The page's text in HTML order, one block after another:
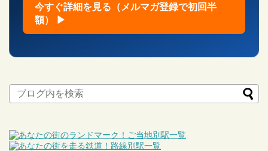
今すぐ詳細を見る（メルマガ登録で初回半
額） ▶